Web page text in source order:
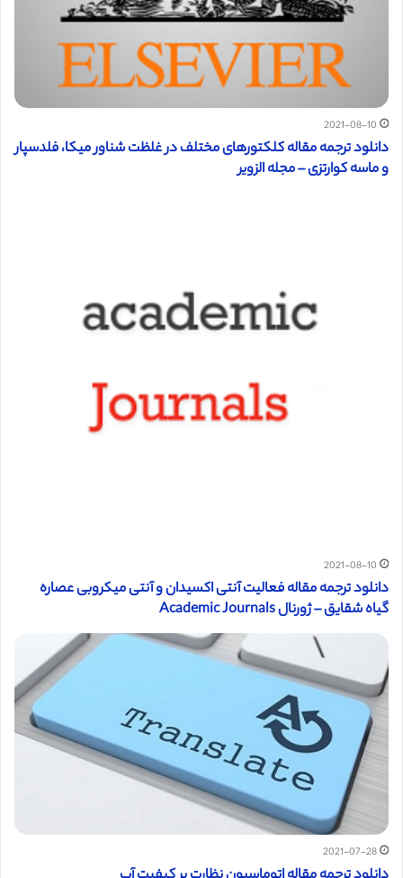
2021-08-10
دانلود ترجمه مقاله کلکتورهای مختلف در غلظت شناور میکا، فلدسپار
و ماسه کوارتزی – مجله الزویر
2021-08-10
دانلود ترجمه مقاله فعالیت آنتی اکسیدان و آنتی میکروبی عصاره
گیاه شقایق – ژورنال Academic Journals
2021-07-28